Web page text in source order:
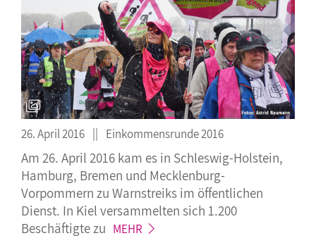
26. April 2016 Einkommensrunde 2016
Am 26. April 2016 kam es in Schleswig-Holstein,
Hamburg, Bremen und Mecklenburg-
Vorpommern zu Warnstreiks im öffentlichen
Dienst. In Kiel versammelten sich 1.200
Beschäftigte zu MEHR